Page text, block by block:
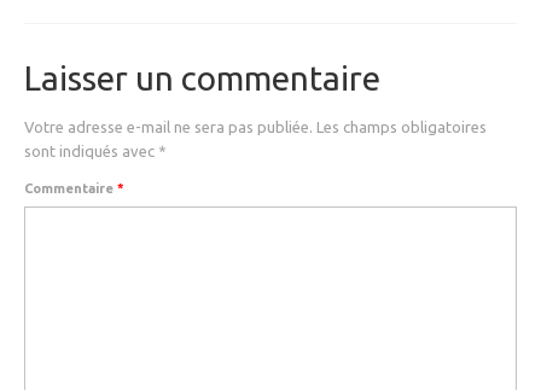
SECURITE
MEDIAS
CONTACT
Laisser un commentaire
Votre adresse e-mail ne sera pas publiée. Les champs obligatoires
sont indiqués avec *
Commentaire *